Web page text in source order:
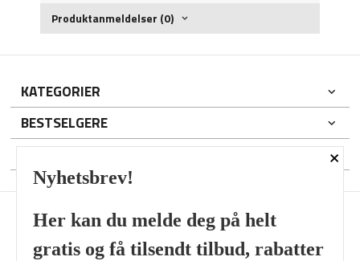
Produktanmeldelser (0)
KATEGORIER
BESTSELGERE
DIN KONTO
×
Nyhetsbrev!
Her kan du melde deg på helt
gratis og få tilsendt tilbud, rabatter